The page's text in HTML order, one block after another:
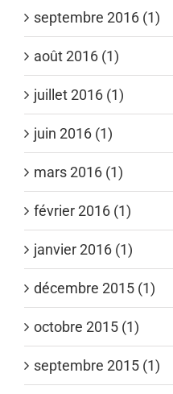
septembre 2016 (1)
août 2016 (1)
juillet 2016 (1)
juin 2016 (1)
mars 2016 (1)
février 2016 (1)
janvier 2016 (1)
décembre 2015 (1)
octobre 2015 (1)
septembre 2015 (1)